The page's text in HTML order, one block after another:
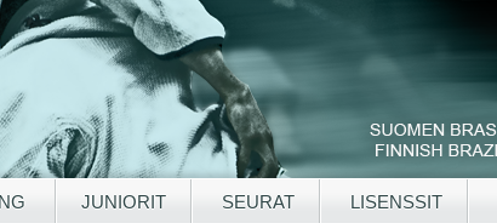
JUNIORIT SEURAT LISENSSIT